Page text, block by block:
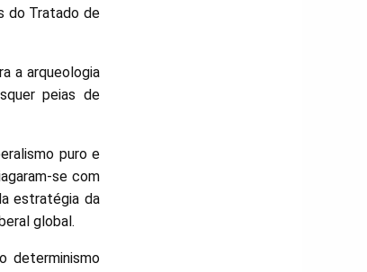
do Tratado de
a arqueologia
peias de
puro e
se com
estratégia da
global.
determinismo